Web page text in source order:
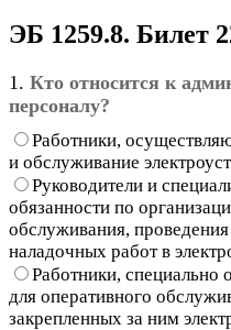
ЭБ 1259.8. Билет
1. Кто относится к
персоналу?
Работники,
и обслуживание
Руководители и
обязанности по
обслуживания,
наладочных работ в
Работники, специально
для оперативного
закрепленных за ним